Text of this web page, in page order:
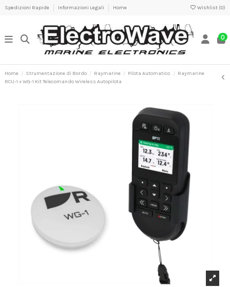
Spedizioni Rapide Informazioni Legali Home Wishlist (0)
0
Home Strumentazione di Bordo Raymarine Pilota Automatico
Raymarine
RCU-1 + WG-1 Kit Telecomando Wireless Autopilota